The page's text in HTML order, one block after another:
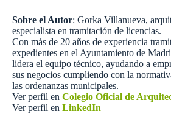
Sobre el Autor: Gorka Villanueva,
especialista en tramitación de licencias.
Con más de 20 años de experiencia
expedientes en el Ayuntamiento de
lidera el equipo técnico, ayudando a
sus negocios cumpliendo con la
las ordenanzas municipales.
Ver perfil en Colegio Oficial de
Ver perfil en LinkedIn